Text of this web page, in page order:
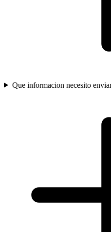
Que informacion necesito